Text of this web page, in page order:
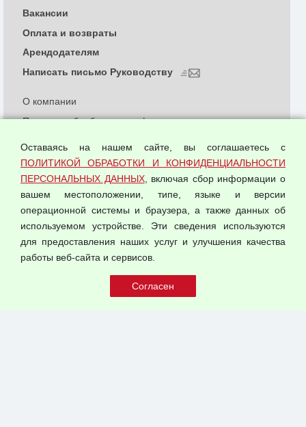
© 2026 ООО "Феникс"
О компании
Политика обработки и конфиденциальности
Согласием на обработку персональных данных
Оферта оптовой купли-продажи
Публичная оферта
Вакансии
Оплата и возвраты
Арендодателям
Написать письмо Руководству
Оставаясь на нашем сайте, вы соглашаетесь с
ПОЛИТИКОЙ ОБРАБОТКИ И КОНФИДЕНЦИАЛЬНОСТИ
ПЕРСОНАЛЬНЫХ ДАННЫХ, включая сбор информации о
вашем местоположении, типе, языке и версии
операционной системы и браузера, а также данных об
используемом устройстве. Эти сведения используются
для предоставления наших услуг и улучшения качества
работы веб-сайта и сервисов.